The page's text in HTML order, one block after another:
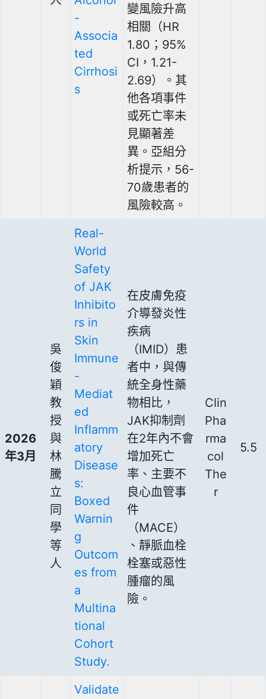
-
Associa
ted
Cirrhosi
s
變風險升高
相關（HR
1.80；95%
CI，1.21-
2.69）。其
他各項事件
或死亡率未
見顯著差
異。亞組分
析提示，56-
70歲患者的
風險較高。
2026
年3月
吳
俊
穎
教
授
與
林
騰
立
同
學
等
人
Real-
World
Safety
of JAK
Inhibito
rs in
Skin
Immune
-
Mediat
ed
Inflamm
atory
Disease
s:
Boxed
Warnin
g
Outcom
es from
a
Multina
tional
Cohort
Study.
在皮膚免疫
介導發炎性
疾病
（IMID）患
者中，與傳
統全身性藥
物相比，
JAK抑制劑
在2年內不會
增加死亡
率、主要不
良心血管事
件
（MACE）
、靜脈血栓
栓塞或惡性
腫瘤的風
險。
Clin
Pha
rma
col
The
r
5.5
Validate